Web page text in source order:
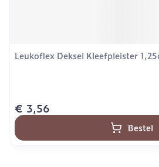
Leukoflex Deksel Kleefpleister
€ 3,56
Bestel